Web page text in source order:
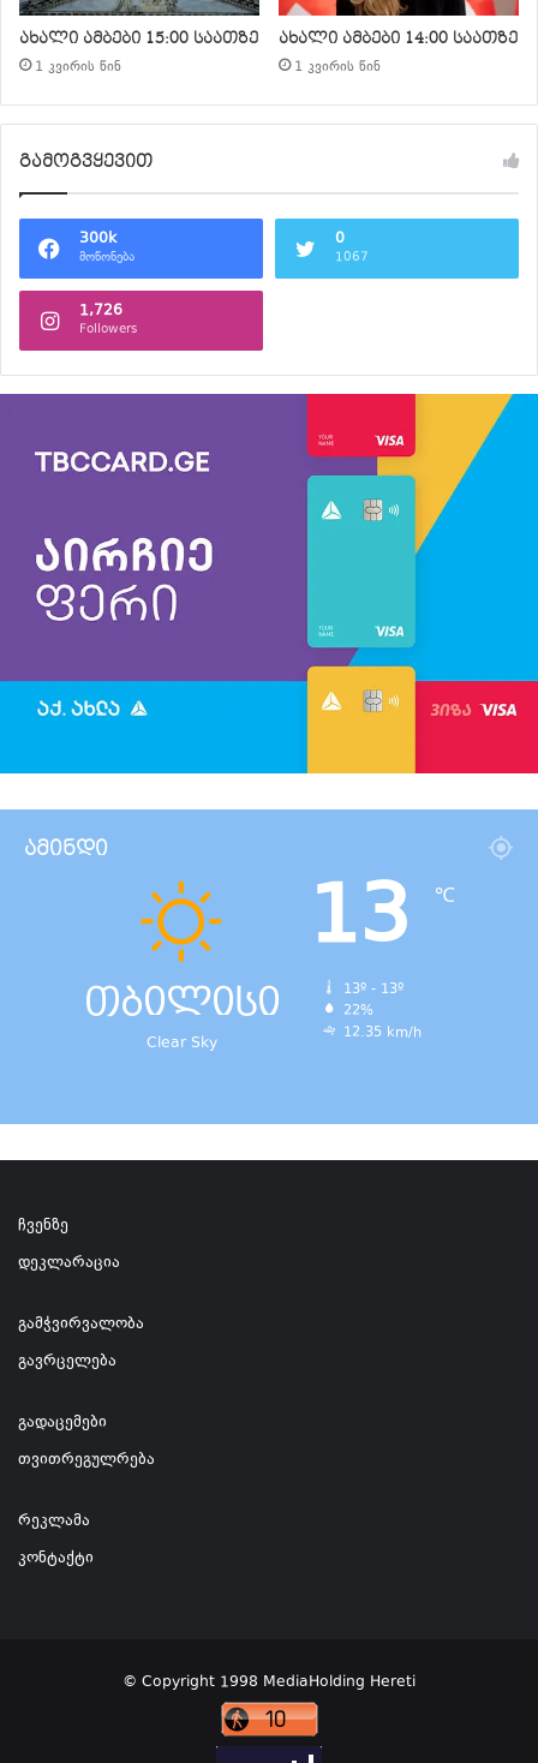
ახალი ამბები 15:00 საათზე
1 კვირის წინ
ახალი ამბები 14:00 საათზე
1 კვირის წინ
გამოგვყევით
300k
მოწონება
0
1067
1,726
Followers
ამინდი
თბილისი
Clear Sky
13 ℃
13º - 13º
22%
12.35 km/h
ჩვენზე
დეკლარაცია
გამჭვირვალობა
გავრცელება
გადაცემები
თვითრეგულრება
რეკლამა
კონტაქტი
© Copyright 1998 MediaHolding Hereti